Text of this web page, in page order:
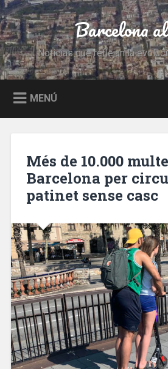
Saltar
al
contenido
Buscar Barcelona
Noticias que reflejan la
MENÚ
Més de 10.000
Barcelona per
patinet sense casc